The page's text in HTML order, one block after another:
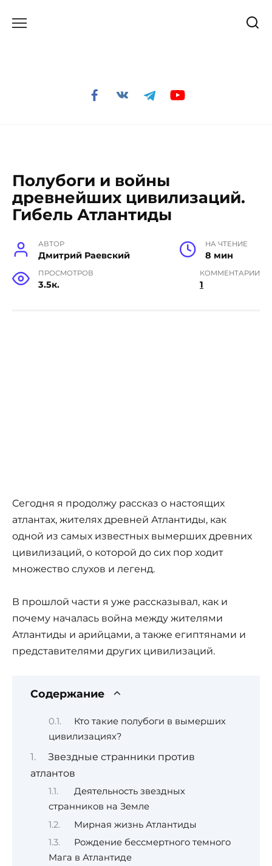
Полубоги и войны
древнейших цивилизаций.
Гибель Атлантиды
АВТОР
Дмитрий Раевский
НА ЧТЕНИЕ
8 мин
ПРОСМОТРОВ
3.5к.
КОММЕНТАРИИ
1
Сегодня я продолжу рассказ о настоящих
атлантах, жителях древней Атлантиды, как
одной из самых известных вымерших древних
цивилизаций, о которой до сих пор ходит
множество слухов и легенд.
В прошлой части я уже рассказывал, как и
почему началась война между жителями
Атлантиды и арийцами, а также египтянами и
представителями других цивилизаций.
Содержание
Кто такие полубоги в вымерших
цивилизациях?
Звездные странники против
атлантов
Деятельность звездных
странников на Земле
Мирная жизнь Атлантиды
Рождение бессмертного темного
Мага в Атлантиде